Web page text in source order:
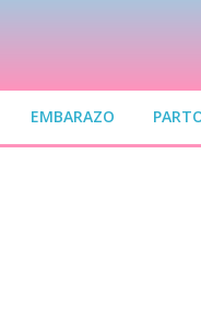
EMBARAZO